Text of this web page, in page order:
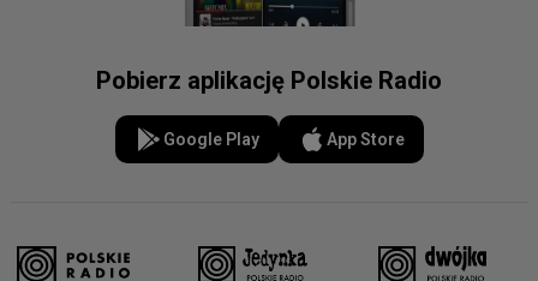
Pobierz aplikację Polskie Radio
Google Play App Store